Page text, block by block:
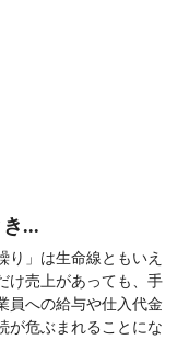
...
り」は生命線ともいえ
け売上があっても、手
員への給与や仕入代金
が危ぶまれることにな